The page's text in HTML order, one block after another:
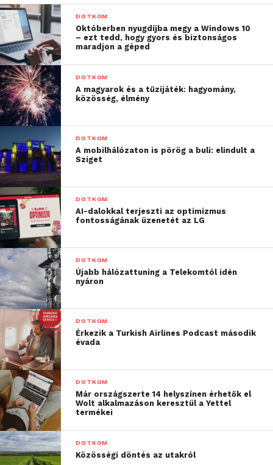
Pontosan 18 évet kellett várni, mire a produkciós
tervező Simon Whitely felfedte a titkot, melyet
lelkes amatőr programozók ezrei próbáltak
megfejteni a film elképesztő hype időszaka alatt. A
magyarázat elképesztően egyszerű és elég
nevetséges ahhoz képest, hogy mekkora
belemagyarázásokat hallhattunk a filmmel
feleségének egyik szakácskönyvéből lettek
kimásolva az oldalak és lettek összegyúrva egy ilyen
karakterhalmazzá, gyakorlatilag sushi-receptekről
van szó, se több, se kevesebb. – írja a HVG.hu
Mégis mi ebből a tanulság? Nem kell mindenbe
keresni a hatalmas összefüggéseket, ugyanis
legtöbbször a legegyszerűbb megoldás a helyes
magyarázat a kérdésre.
DOTKOM
Októberben nyugdíjba megy a Windows 10
– ezt tedd, hogy gyors és biztonságos
maradjon a géped
DOTKOM
A magyarok és a tűzijáték: hagyomány,
közösség, élmény
DOTKOM
A mobilhálózaton is pörög a buli: elindult a
Sziget
DOTKOM
AI-dalokkal terjeszti az optimizmus
fontosságának üzenetét az LG
DOTKOM
Újabb hálózattuning a Telekomtól idén
nyáron
DOTKOM
Érkezik a Turkish Airlines Podcast második
évada
DOTKOM
Már országszerte 14 helyszínen érhetők el
Wolt alkalmazáson keresztül a Yettel
termékei
DOTKOM
Közösségi döntés az utakról